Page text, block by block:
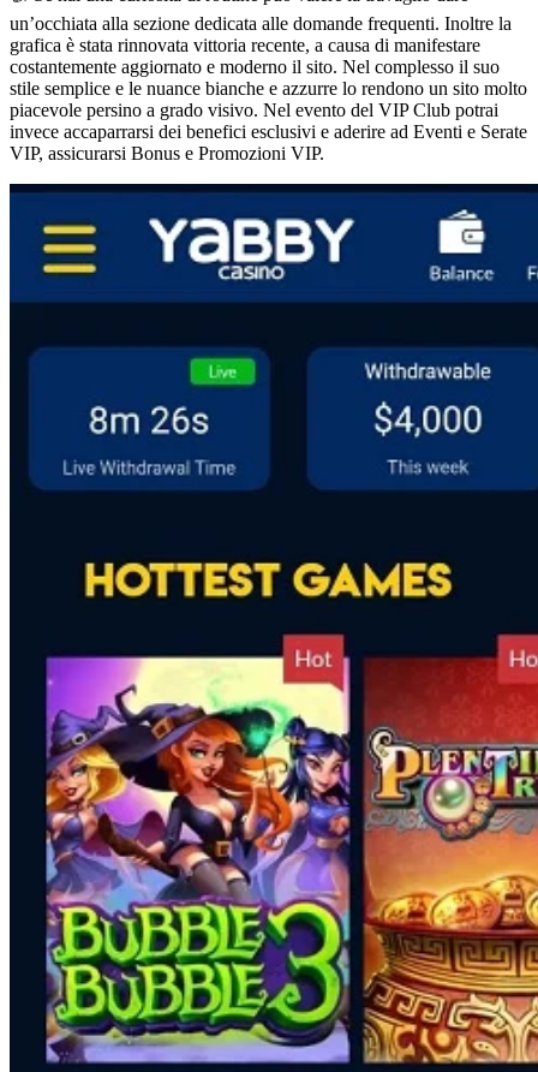
un’occhiata alla sezione dedicata alle domande frequenti. Inoltre la
grafica è stata rinnovata vittoria recente, a causa di manifestare
costantemente aggiornato e moderno il sito. Nel complesso il suo
stile semplice e le nuance bianche e azzurre lo rendono un sito molto
piacevole persino a grado visivo. Nel evento del VIP Club potrai
invece accaparrarsi dei benefici esclusivi e aderire ad Eventi e Serate
VIP, assicurarsi Bonus e Promozioni VIP.